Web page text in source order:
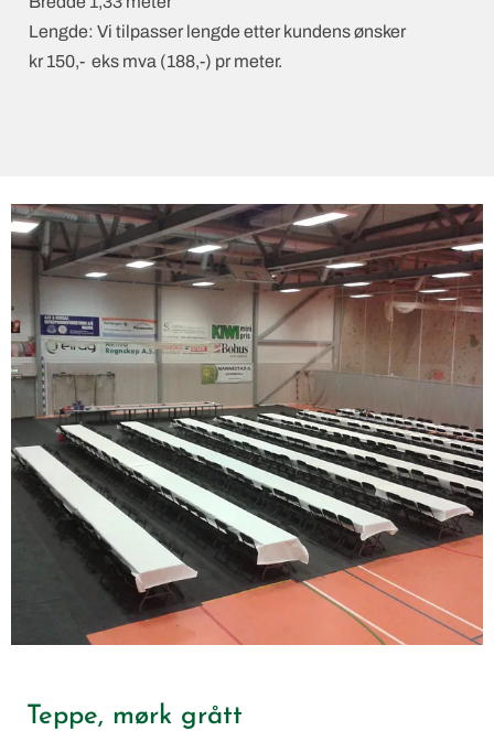
Lengde: Vi tilpasser lengde etter kundens ønsker
kr 150,- eks mva (188,-) pr meter.
Teppe, mørk grått